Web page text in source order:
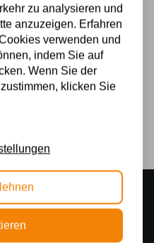
230v
in Rijssen
zu analysieren und
anzuzeigen. Erfahren
verwenden und
indem Sie auf
Wenn Sie der
klicken Sie